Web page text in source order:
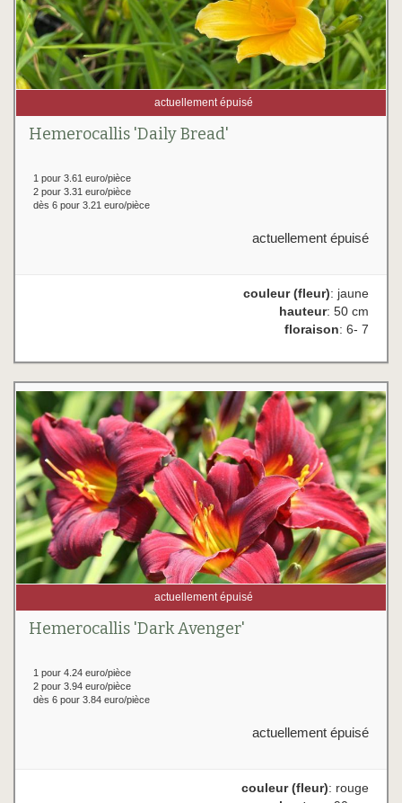
actuellement épuisé
Hemerocallis 'Daily Bread'
1 pour 3.61 euro/pièce
2 pour 3.31 euro/pièce
dès 6 pour 3.21 euro/pièce
actuellement épuisé
couleur (fleur): jaune
hauteur: 50 cm
floraison: 6- 7
actuellement épuisé
Hemerocallis 'Dark Avenger'
1 pour 4.24 euro/pièce
2 pour 3.94 euro/pièce
dès 6 pour 3.84 euro/pièce
actuellement épuisé
couleur (fleur): rouge